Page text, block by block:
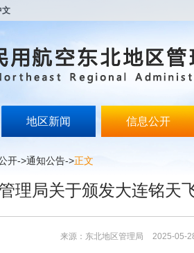
文
地区新闻 信息公开
开->通知公告->正文
理局关于颁发大连铭天
来源：东北地区管理局 2025-05-